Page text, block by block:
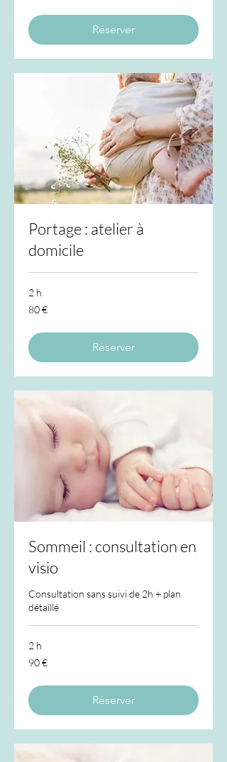
Réserver
Portage : atelier à
domicile
2 h
80
euros
80 €
Réserver
Sommeil : consultation en
visio
Consultation sans suivi de 2h + plan
détaillé
2 h
90
euros
90 €
Réserver